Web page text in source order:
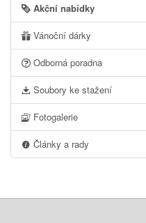
Akční nabídky
Vánoční dárky
Odborná poradna
Soubory ke stažení
Fotogalerie
Články a rady